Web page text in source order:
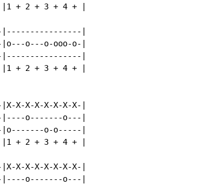
+ 2 + 3 + 4 + |
|
o---o-ooo-o-|
|
+ 2 + 3 + 4 + |
X-X-X-X-X-X-X-|
o-------o---|
o-o-----|
+ 2 + 3 + 4 + |
X-X-X-X-X-X-X-|
o-------o---|